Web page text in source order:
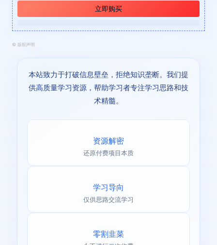
立即购买
© 版权声明
本站致力于打破信息壁垒，拒绝知识垄断。我们提
供高质量学习资源，帮助学习者专注学习思路和技
术精髓。
资源解密
还原付费项目本质
学习导向
仅供思路交流学习
零割韭菜